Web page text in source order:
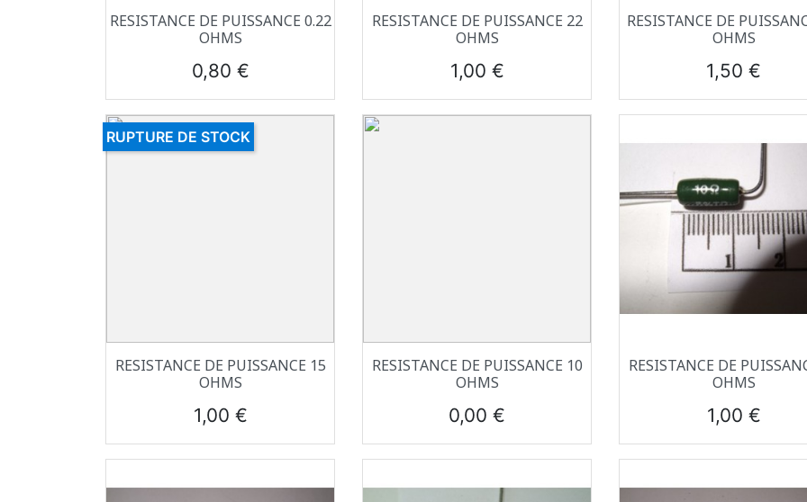
Aperçu rapide
RESISTANCE DE PUISSANCE 0.22
OHMS
Prix
0,80 €
Aperçu rapide
RESISTANCE DE PUISSANCE 22
OHMS
Prix
1,00 €
Aperçu rapide
RESISTANCE DE
OHMS
Prix
1,50 €
Aperçu rapide
RESISTANCE DE PUISSANCE 15
OHMS
Prix
1,00 €
RUPTURE DE STOCK
Aperçu rapide
RESISTANCE DE PUISSANCE 10
OHMS
Prix
0,00 €
Aperçu rapide
RESISTANCE DE
OHMS
Prix
1,00 €